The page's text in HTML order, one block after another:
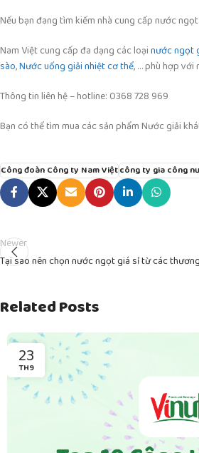
Nếu bạn đang tìm kiếm nhà cung cấp nước
Nam Việt cung cấp đa dạng các loạinước ngọt
sào,Nước uống giải nhiệt cơ thể, … phù hợp với
Thông tin liên hệ – hotline: 0368 728 969
Bạn có thể tìm mua các sản phẩm Nước giải
Công đoàn Công ty Nam Việtcông ty gia công
Newer
Tại sao nên chọn nước ngọt giá sỉ từ các
Related Posts
23
TH9